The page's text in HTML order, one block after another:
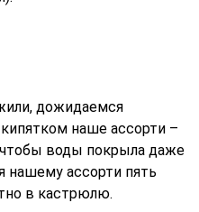
дожидаемся
наше ассорти –
воды покрыла даже
нашему ассорти пять
в кастрюлю.